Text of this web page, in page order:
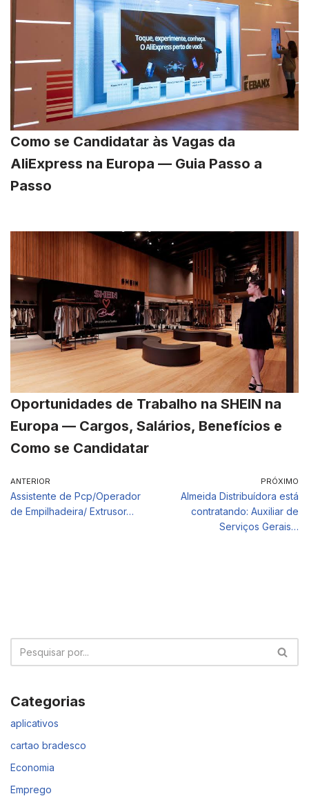
Como se Candidatar às Vagas da
AliExpress na Europa — Guia Passo a
Passo
Oportunidades de Trabalho na SHEIN na
Europa — Cargos, Salários, Benefícios e
Como se Candidatar
ANTERIOR
Assistente de Pcp/Operador
de Empilhadeira/ Extrusor…
PRÓXIMO
Almeida Distribuídora está
contratando: Auxiliar de
Serviços Gerais…
Categorias
aplicativos
cartao bradesco
Economia
Emprego